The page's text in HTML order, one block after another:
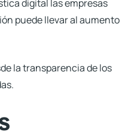
digital las empresas
puede llevar al aumento
la transparencia de los